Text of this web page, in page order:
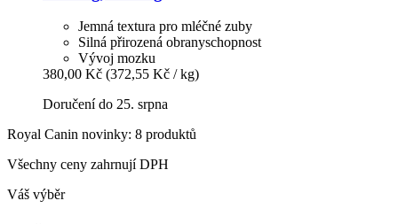
Jemná textura pro mléčné zuby
Silná přirozená obranyschopnost
Vývoj mozku
380,00 Kč (372,55 Kč / kg)
Doručení do 25. srpna
Royal Canin novinky: 8 produktů
Všechny ceny zahrnují DPH
Váš výběr